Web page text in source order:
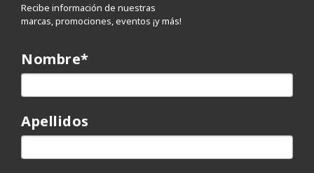
Recibe información de nuestras
marcas, promociones, eventos ¡y más!
Nombre*
Apellidos